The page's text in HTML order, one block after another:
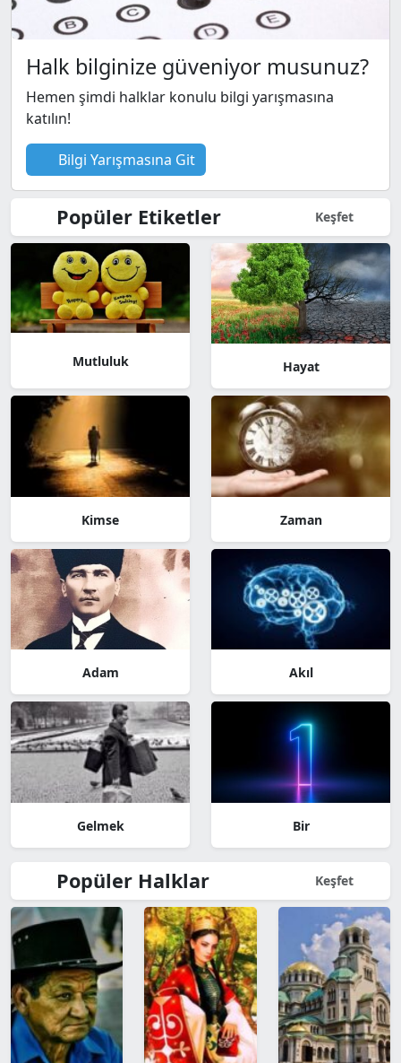
Halk bilginize güveniyor musunuz?
Hemen şimdi halklar konulu bilgi yarışmasına
katılın!
Bilgi Yarışmasına Git
Popüler Etiketler Keşfet
Mutluluk Hayat
Kimse Zaman
Adam Akıl
Gelmek Bir
Popüler Halklar Keşfet